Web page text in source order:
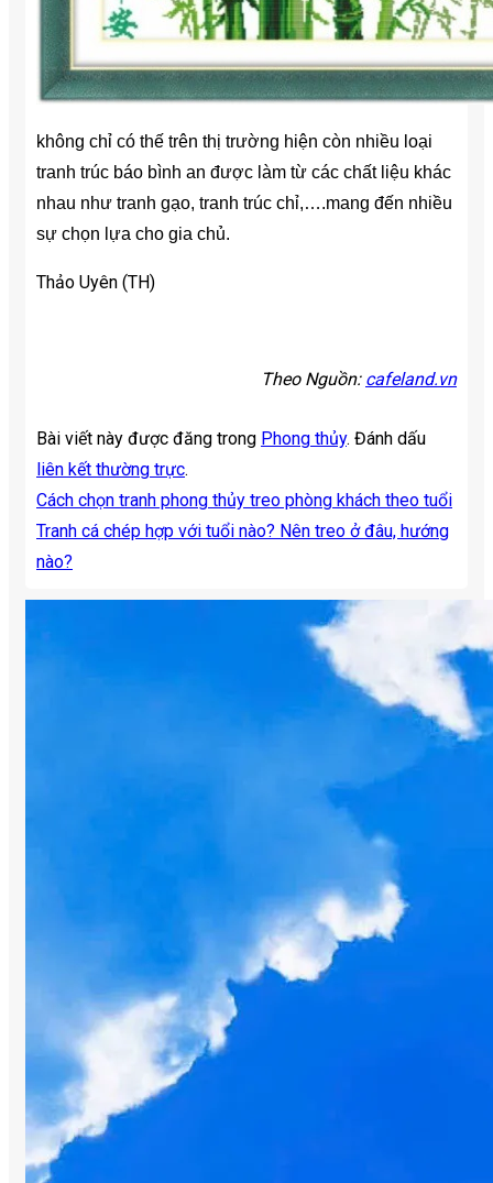
không chỉ có thế trên thị trường hiện còn nhiều loại
tranh trúc báo bình an được làm từ các chất liệu khác
nhau như tranh gạo, tranh trúc chỉ,….mang đến nhiều
sự chọn lựa cho gia chủ.
Thảo Uyên (TH)
Theo Nguồn: cafeland.vn
Bài viết này được đăng trong Phong thủy. Đánh dấu
liên kết thường trực.
Cách chọn tranh phong thủy treo phòng khách theo tuổi
Tranh cá chép hợp với tuổi nào? Nên treo ở đâu, hướng
nào?